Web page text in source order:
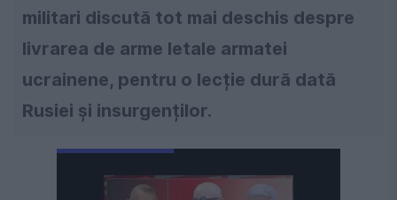
militari discută tot mai deschis despre
livrarea de arme letale armatei
ucrainene, pentru o lecție dură dată
Rusiei și insurgenților.